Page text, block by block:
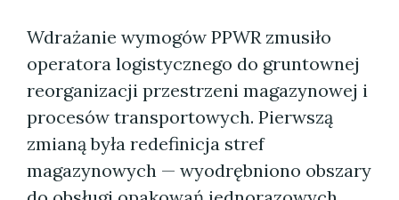
Wdrażanie wymogów PPWR zmusiło
operatora logistycznego do gruntownej
reorganizacji przestrzeni magazynowej i
procesów transportowych. Pierwszą
zmianą była redefinicja stref
magazynowych — wyodrębniono obszary